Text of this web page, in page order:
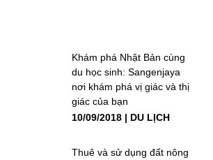
Khám phá Nhật Bản cùng
du học sinh: Sangenjaya
nơi khám phá vị giác và thị
giác của bạn
10/09/2018
DU LỊCH
Thuê và sử dụng đất nông